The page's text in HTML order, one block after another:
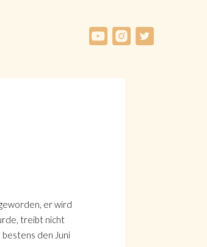
er wird
treibt nicht
bestens den Juni